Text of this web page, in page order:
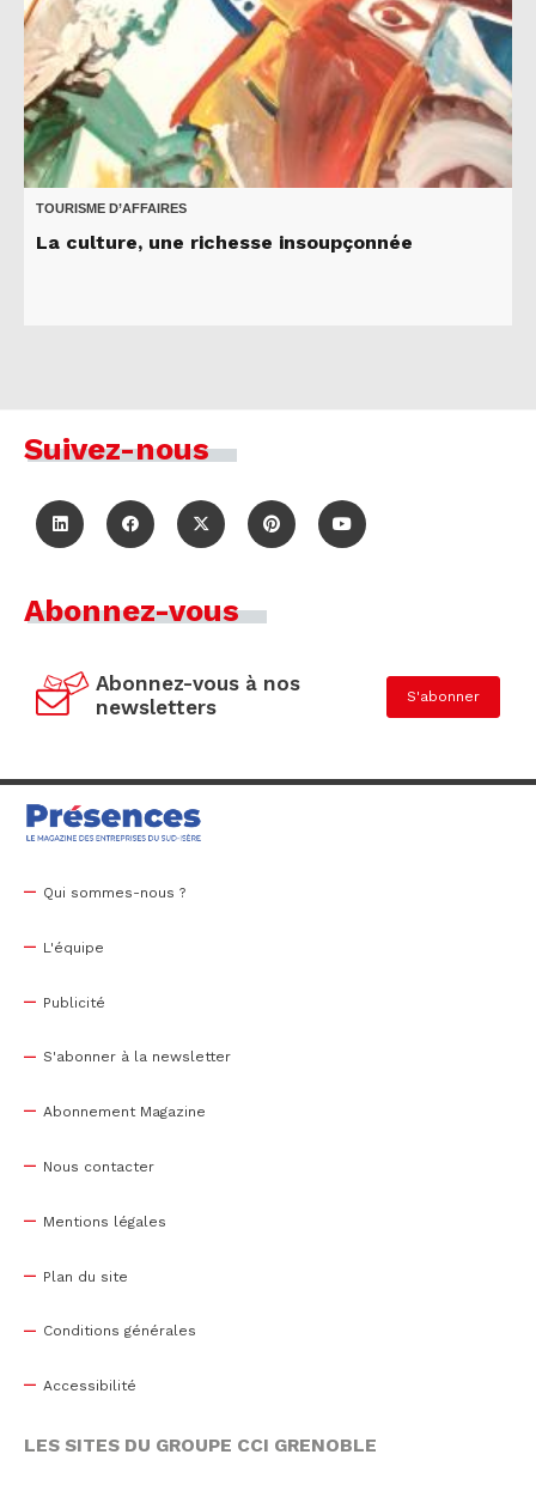
TOURISME D’AFFAIRES
La culture, une richesse insoupçonnée
Suivez-nous
Abonnez-vous
Abonnez-vous à nos
newsletters
S'abonner
Qui sommes-nous ?
L'équipe
Publicité
S'abonner à la newsletter
Abonnement Magazine
Nous contacter
Mentions légales
Plan du site
Conditions générales
Accessibilité
LES SITES DU GROUPE CCI GRENOBLE